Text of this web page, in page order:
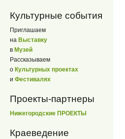
Культурные события
Приглашаем
на Выставку
в Музей
Рассказываем
о Культурных проектах
и Фестивалях
Проекты-партнеры
Нижегородские ПРОЕКТЫ
Краеведение